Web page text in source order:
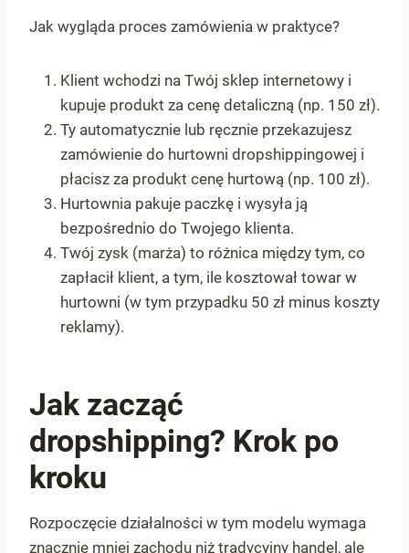
Jak wygląda proces zamówienia w praktyce?
Klient wchodzi na Twój sklep internetowy i
kupuje produkt za cenę detaliczną (np. 150 zł).
Ty automatycznie lub ręcznie przekazujesz
zamówienie do hurtowni dropshippingowej i
płacisz za produkt cenę hurtową (np. 100 zł).
Hurtownia pakuje paczkę i wysyła ją
bezpośrednio do Twojego klienta.
Twój zysk (marża) to różnica między tym, co
zapłacił klient, a tym, ile kosztował towar w
hurtowni (w tym przypadku 50 zł minus koszty
reklamy).
Jak zacząć
dropshipping? Krok po
kroku
Rozpoczęcie działalności w tym modelu wymaga
znacznie mniej zachodu niż tradycyjny handel, ale